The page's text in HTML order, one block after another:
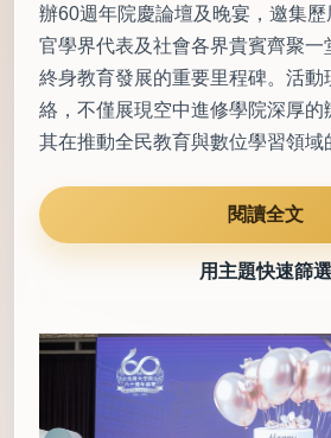
辦60週年院慶論壇及晚宴，邀集
官學界代表及社會各界貴賓齊聚一
終身教育發展的重要里程碑。活動
絡，不僅展現空中進修學院深厚的
其在推動全民教育與數位學習領域
閱讀全文
用主題快速篩選